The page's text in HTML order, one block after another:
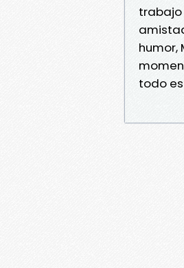
trabajo
humor,
todo